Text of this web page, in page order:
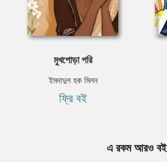
মুখপােড়া পরি
ইমদাদুল হক মিলন
ফ্রি বই
এ রকম আরও বই